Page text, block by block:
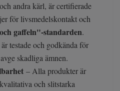
andra kärl, är certifierade
för livsmedelskontakt och
gaffeln"-standarden.
testade och godkända för
skadliga ämnen.
– Alla produkter är
och slitstarka